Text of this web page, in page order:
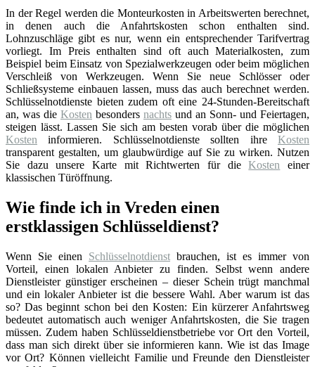
In der Regel werden die Monteurkosten in Arbeitswerten berechnet,
in denen auch die Anfahrtskosten schon enthalten sind.
Lohnzuschläge gibt es nur, wenn ein entsprechender Tarifvertrag
vorliegt. Im Preis enthalten sind oft auch Materialkosten, zum
Beispiel beim Einsatz von Spezialwerkzeugen oder beim möglichen
Verschleiß von Werkzeugen. Wenn Sie neue Schlösser oder
Schließsysteme einbauen lassen, muss das auch berechnet werden.
Schlüsselnotdienste bieten zudem oft eine 24-Stunden-Bereitschaft
an, was die Kosten besonders nachts und an Sonn- und Feiertagen,
steigen lässt. Lassen Sie sich am besten vorab über die möglichen
Kosten informieren. Schlüsselnotdienste sollten ihre Kosten
transparent gestalten, um glaubwürdige auf Sie zu wirken. Nutzen
Sie dazu unsere Karte mit Richtwerten für dieKosten einer
klassischen Türöffnung.
Wie finde ich in Vreden einen
erstklassigen Schlüsseldienst?
Wenn Sie einen Schlüsselnotdienst brauchen, ist es immer von
Vorteil, einen lokalen Anbieter zu finden. Selbst wenn andere
Dienstleister günstiger erscheinen – dieser Schein trügt manchmal
und ein lokaler Anbieter ist die bessere Wahl. Aber warum ist das
so? Das beginnt schon bei den Kosten: Ein kürzerer Anfahrtsweg
bedeutet automatisch auch weniger Anfahrtskosten, die Sie tragen
müssen. Zudem haben Schlüsseldienstbetriebe vor Ort den Vorteil,
dass man sich direkt über sie informieren kann. Wie ist das Image
vor Ort? Können vielleicht Familie und Freunde den Dienstleister